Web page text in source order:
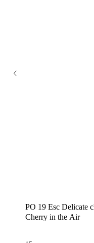
PO 19 Esc Delicate
Cherry in the Air